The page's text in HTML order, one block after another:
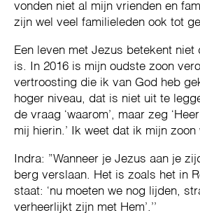
vonden niet al mijn vrienden en
zijn wel veel familieleden ook tot
Een leven met Jezus betekent niet
is. In 2016 is mijn oudste zoon
vertroosting die ik van God heb
hoger niveau, dat is niet uit te
de vraag ‘waarom’, maar zeg
mij hierin.’ Ik weet dat ik mijn zoon
Indra: ”Wanneer je Jezus aan je
berg verslaan. Het is zoals het in
staat: ‘nu moeten we nog lijden,
verheerlijkt zijn met Hem’.’’